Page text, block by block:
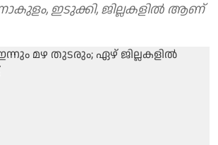
ഇടുക്കി, ജില്ലകളിൽ ആണ്